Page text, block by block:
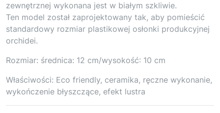
zewnętrznej wykonana jest w białym szkliwie.
Ten model został zaprojektowany tak, aby pomieścić
standardowy rozmiar plastikowej osłonki produkcyjnej
orchidei.
Rozmiar: średnica: 12 cm/wysokość: 10 cm
Właściwości: Eco friendly, ceramika, ręczne wykonanie,
wykończenie błyszczące, efekt lustra